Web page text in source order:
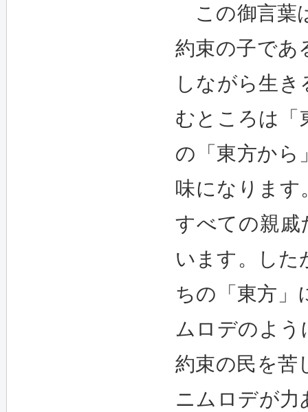
この御言葉
約束の子であ
しながら生
むところは「
の「東方から
味になります
すべての親戚
います。した
ちの「東方」
ムロデのよう
約束の民を苦
ニムロデが力